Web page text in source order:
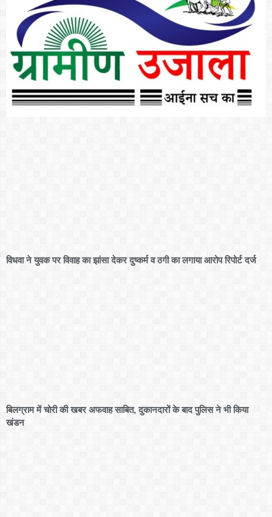
विधवा ने युवक पर विवाह का झांसा देकर दुष्कर्म व ठगी का लगाया आरोप रिपोर्ट दर्ज
बिलग्राम में चोरी की खबर अफवाह साबित, दुकानदारों के बाद पुलिस ने भी किया
खंडन